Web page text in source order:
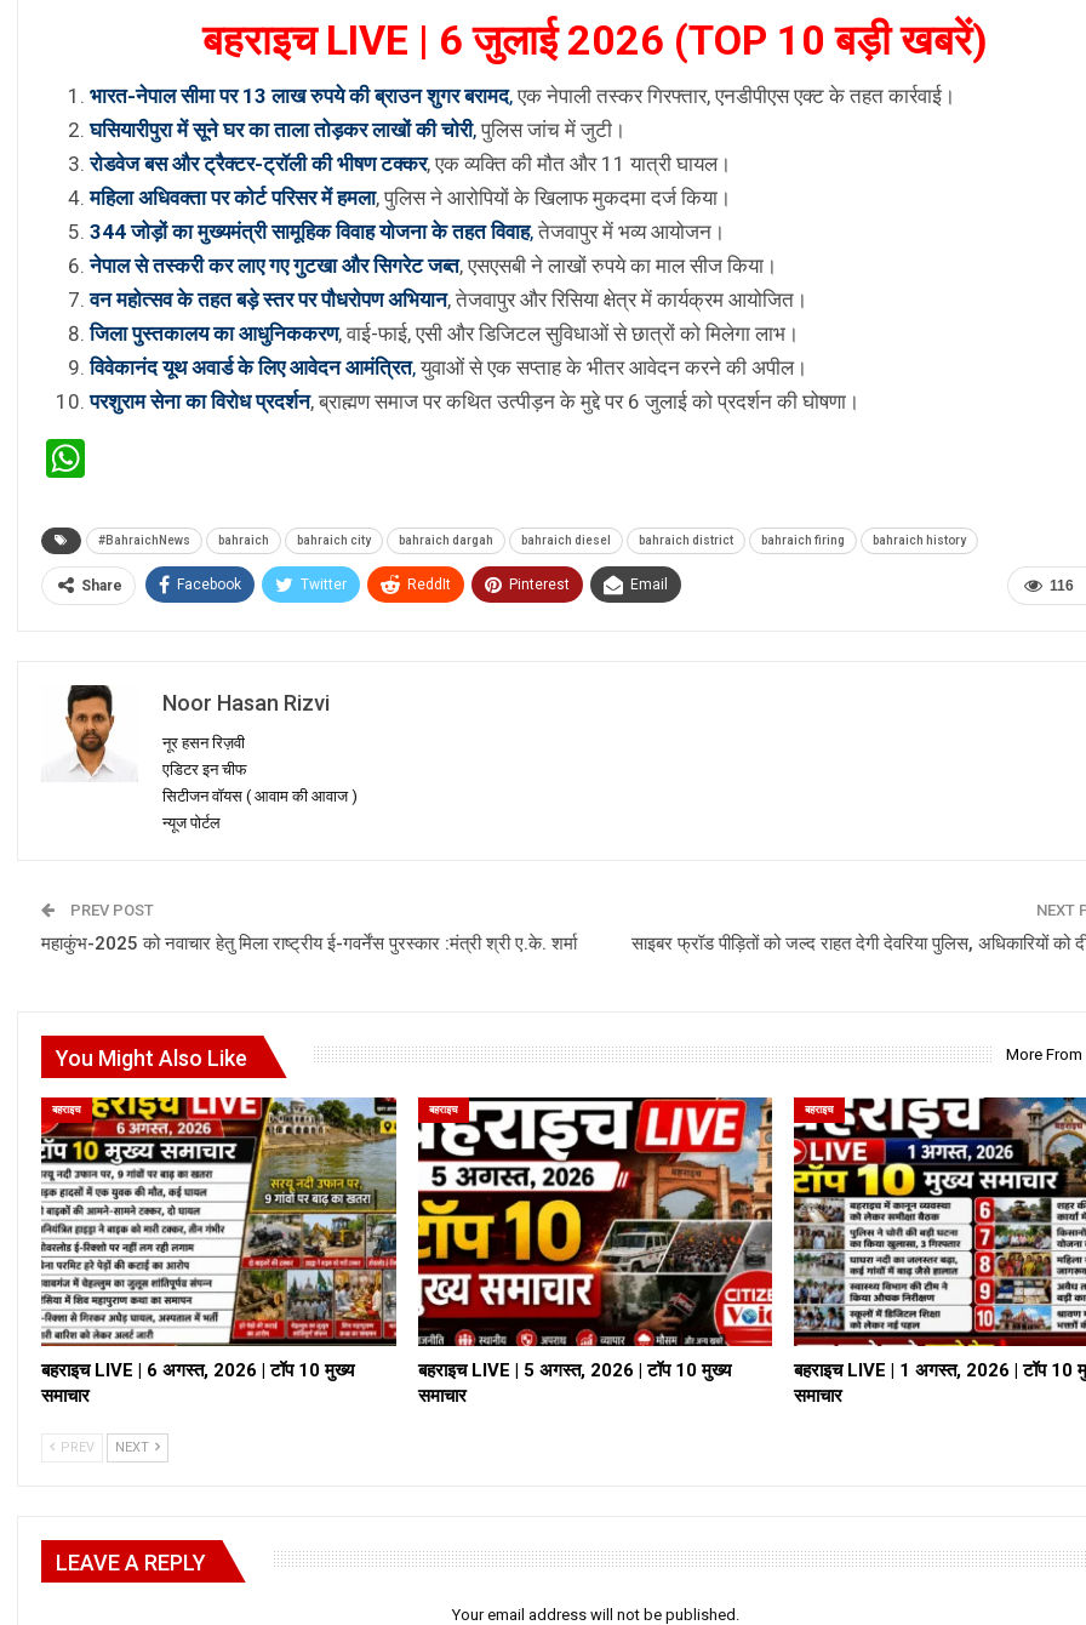
बहराइच LIVE | 6 जुलाई 2026 (TOP 10 बड़ी खबरें)
भारत-नेपाल सीमा पर 13 लाख रुपये की ब्राउन शुगर बरामद,एक नेपाली तस्कर गिरफ्तार, एनडीपीएस एक्ट के तहत कार्रवाई।
घसियारीपुरा में सूने घर का ताला तोड़कर लाखों की चोरी,पुलिस जांच में जुटी।
रोडवेज बस और ट्रैक्टर-ट्रॉली की भीषण टक्कर, एक व्यक्ति की मौत और 11 यात्री घायल।
महिला अधिवक्ता पर कोर्ट परिसर में हमला, पुलिस ने आरोपियों के खिलाफ मुकदमा दर्ज किया।
344 जोड़ों का मुख्यमंत्री सामूहिक विवाह योजना के तहत विवाह,तेजवापुर में भव्य आयोजन।
नेपाल से तस्करी कर लाए गए गुटखा और सिगरेट जब्त, एसएसबी ने लाखों रुपये का माल सीज किया।
वन महोत्सव के तहत बड़े स्तर पर पौधरोपण अभियान, तेजवापुर और रिसिया क्षेत्र में कार्यक्रम आयोजित।
जिला पुस्तकालय का आधुनिककरण, वाई-फाई, एसी और डिजिटल सुविधाओं से छात्रों को मिलेगा लाभ।
विवेकानंद यूथ अवार्ड के लिए आवेदन आमंत्रित,युवाओं से एक सप्ताह के भीतर आवेदन करने की अपील।
परशुराम सेना का विरोध प्रदर्शन, ब्राह्मण समाज पर कथित उत्पीड़न के मुद्दे पर 6 जुलाई को प्रदर्शन की घोषणा।
#BahraichNews bahraich bahraich city bahraich dargah bahraich diesel bahraich district bahraich firing bahraich history
116
Share Facebook Twitter ReddIt Pinterest Email
Noor Hasan Rizvi
नूर हसन रिज़वी
एडिटर इन चीफ
सिटीजन वॉयस ( आवाम की आवाज )
न्यूज पोर्टल
PREV POST
महाकुंभ-2025 को नवाचार हेतु मिला राष्ट्रीय ई-गवर्नेंस पुरस्कार :मंत्री श्री ए.के. शर्मा
NEXT
साइबर फ्रॉड पीड़ितों को जल्द राहत देगी देवरिया पुलिस, अधिकारियों को
You Might Also Like More
बहराइच
बहराइच LIVE | 6 अगस्त, 2026 | टॉप 10 मुख्य
समाचार
बहराइच
बहराइच LIVE | 5 अगस्त, 2026 | टॉप 10 मुख्य
समाचार
बहराइच
बहराइच LIVE | 1 अगस्त, 2026 | टॉप 10
समाचार
PREV NEXT
LEAVE A REPLY
Your email address will not be published.